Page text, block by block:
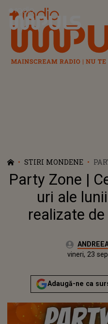
Radio Impuls
STIRI MONDENE
Party Zone |
uri ale
realizate de
Autor:
luni, 28 decembrie 2020Actualizat:
vineri, 23
Adaugă-ne ca